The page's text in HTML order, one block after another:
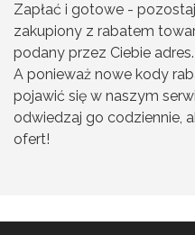
Zapłać i gotowe -
zakupiony z rabatem
podany przez Ciebie adres.
A ponieważ nowe kody
pojawić się w naszym
odwiedzaj go codziennie,
ofert!